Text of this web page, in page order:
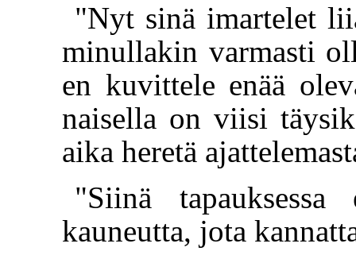
"Nyt sinä imartelet
minullakin varmasti
en kuvittele enää
naisella on viisi
aika heretä
"Siinä
kauneutta, jota